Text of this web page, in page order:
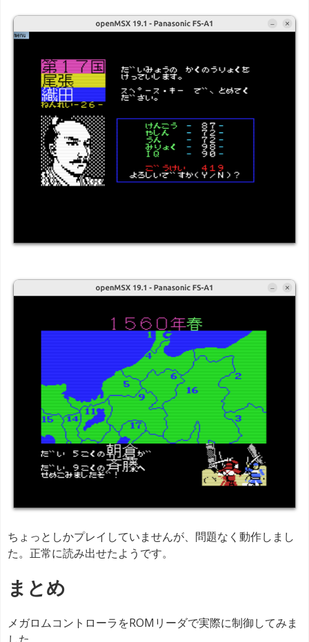
ちょっとしかプレイしていませんが、問題なく動作しまし
た。正常に読み出せたようです。
まとめ
メガロムコントローラをROMリーダで実際に制御してみま